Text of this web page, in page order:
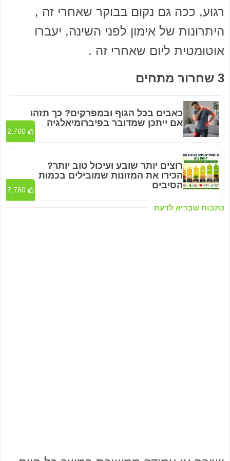
רגוע, ככה גם נקום בבוקר שאחרי זה ,
היתרונות של אימון לפני השינה, יעברו
אוטומטית ליום שאחרי זה .
3 שחרור מתחים
כתבות שבריא לדעת
כאבים בכל הגוף ובמפרקים? כך תזהו
אם ייתכן שמדובר בפיברומיאלגיה
2,760
רוצים יותר שובע ועיכול טוב יותר?
הכירו את המזונות שמובילים בכמות
הסיבים
7,760